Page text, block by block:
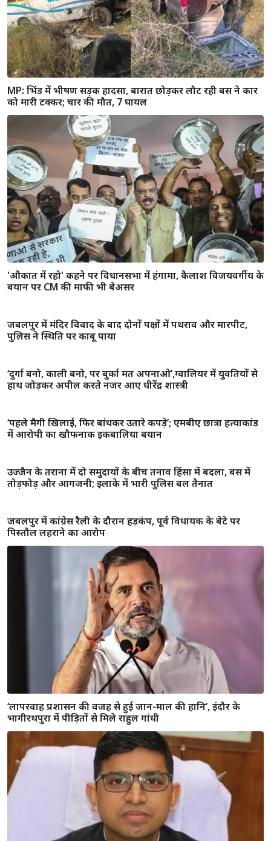
MP: भिंड में भीषण सड़क हादसा, बारात छोड़कर लौट रही बस ने कार
को मारी टक्कर; चार की मौत, 7 घायल
'औकात में रहो' कहने पर विधानसभा में हंगामा, कैलाश विजयवर्गीय के
बयान पर CM की माफी भी बेअसर
पुलिस ने स्थिति पर काबू पाया
हाथ जोड़कर अपील करते नजर आए धीरेंद्र शास्त्री
में आरोपी का खौफनाक इकबालिया बयान
तोड़फोड़ और आगजनी; इलाके में भारी पुलिस बल तैनात
पिस्तौल लहराने का आरोप
‘लापरवाह प्रशासन की वजह से हुई जान-माल की हानि’, इंदौर के
भागीरथपुरा में पीड़ितों से मिले राहुल गांधी